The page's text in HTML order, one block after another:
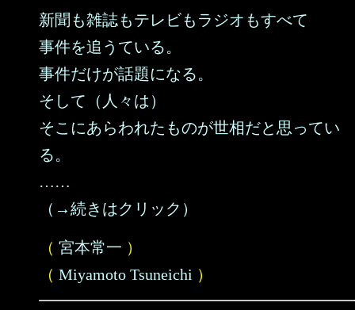
新聞も雑誌もテレビもラジオもすべて
事件を追うている。
事件だけが話題になる。
そして（人々は）
そこにあらわれたものが世相だと思ってい
る。
……
（→続きはクリック）
（ 宮本常一 ）
（ Miyamoto Tsuneichi ）